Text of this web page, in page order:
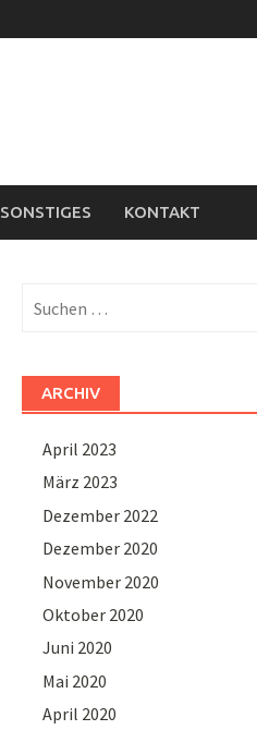
SONSTIGES KONTAKT
nach:
ARCHIV
April 2023
März 2023
Dezember 2022
Dezember 2020
November 2020
Oktober 2020
Juni 2020
Mai 2020
April 2020